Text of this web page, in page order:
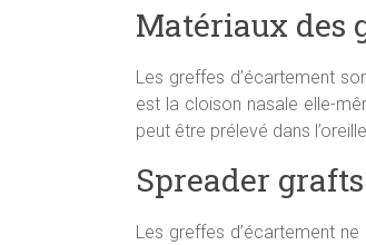
Matériaux des
Les greffes d’écartement
est la cloison nasale elle-
peut être prélevé dans
Spreader
Les greffes d’écartement